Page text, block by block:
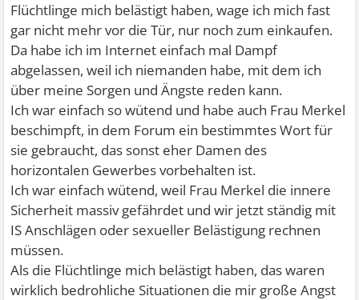
Flüchtlinge mich belästigt haben, wage ich mich fast
gar nicht mehr vor die Tür, nur noch zum einkaufen.
Da habe ich im Internet einfach mal Dampf
abgelassen, weil ich niemanden habe, mit dem ich
über meine Sorgen und Ängste reden kann.
Ich war einfach so wütend und habe auch Frau Merkel
beschimpft, in dem Forum ein bestimmtes Wort für
sie gebraucht, das sonst eher Damen des
horizontalen Gewerbes vorbehalten ist.
Ich war einfach wütend, weil Frau Merkel die innere
Sicherheit massiv gefährdet und wir jetzt ständig mit
IS Anschlägen oder sexueller Belästigung rechnen
müssen.
Als die Flüchtlinge mich belästigt haben, das waren
wirklich bedrohliche Situationen die mir große Angst